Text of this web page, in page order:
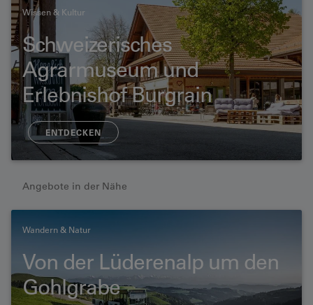
Wissen & Kultur
Schweizerisches
Agrarmuseum und
Erlebnishof Burgrain
ENTDECKEN
Angebote in der Nähe
Wandern & Natur
Von der Lüderenalp um den
Gohlgrabe